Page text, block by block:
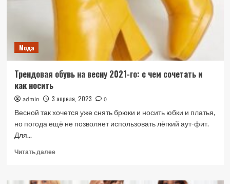
Мода
Трендовая обувь на весну 2021-го: с чем сочетать и
как носить
admin 3 апреля, 2023
0
Весной так хочется уже снять брюки и носить юбки и платья,
но погода ещё не позволяет использовать лёгкий аут-фит.
Для...
Читать далееПрочитать
Трендовая